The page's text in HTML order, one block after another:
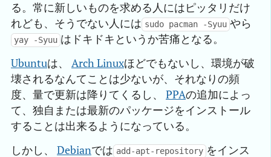
る。常に新しいものを求める人にはピッタリだけ
れども、そうでない人には sudo pacman -Syuu やら
yay -Syuu はドキドキというか苦痛となる。
Ubuntuは、 Arch Linuxほどでもないし、環境が破
壊されるなんてことは少ないが、それなりの頻
度、量で更新は降りてくるし、 PPAの追加によっ
て、独自または最新のパッケージをインストール
することは出来るようになっている。
しかし、 Debianでは add-apt-repository をインス